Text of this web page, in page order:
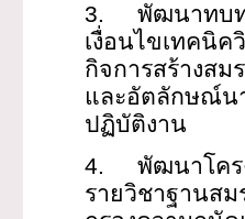
3.
พัฒนาทบ
เงื่อนไขเทคนิ
กิจการสร้างสม
และอัตลักษณ์น
ปฏิบัติงาน
4.
พัฒนาโคร
รายวิชาฐานสม